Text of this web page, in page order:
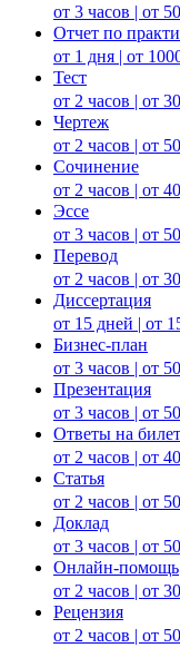
от 3 часов | от
Отчет по
от 1 дня | от
Тест
от 2 часов | от
Чертеж
от 2 часов | от
Сочинение
от 2 часов | от
Эссе
от 3 часов | от
Перевод
от 2 часов | от
Диссертация
от 15 дней | от
Бизнес-план
от 3 часов | от
Презентация
от 3 часов | от
Ответы на
от 2 часов | от
Статья
от 2 часов | от
Доклад
от 3 часов | от
Онлайн-помощь
от 2 часов | от
Рецензия
от 2 часов | от